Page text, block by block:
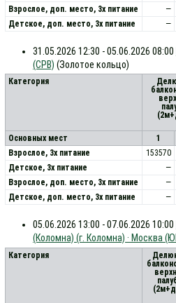
Взрослое, доп. место, 3x питание
—
Детское, доп. место, 3x питание
—
31.05.2026 12:30 - 05.06.2026 08:00
(СРВ) (Золотое кольцо)
Категория
Основных мест 1
Взрослое, 3х питание
153570
Детское, 3х питание
—
Взрослое, доп. место, 3x питание
—
Детское, доп. место, 3x питание
—
05.06.2026 13:00 - 07.06.2026 10:00
(Коломна) (г. Коломна) · Москва
Категория